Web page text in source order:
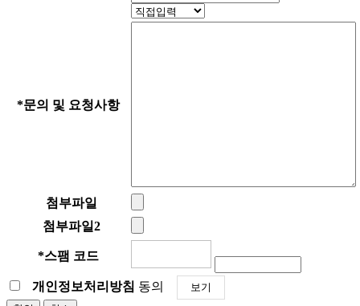
*문의 및 요청사항
첨부파일
첨부파일2
*스팸 코드
개인정보처리방침 동의
보기